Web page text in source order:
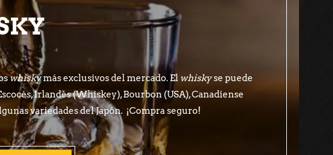
whiskymás exclusivos del mercado. El whiskyse puede
Irlandés (Whiskey), Bourbon (USA), Canadiense
variedades del Japón. ¡Compra seguro!